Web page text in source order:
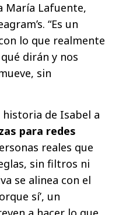
María Lafuente,
“Es un
lo que realmente
dirán y nos
sin
historia de Isabel a
para redes
reales que
sin filtros ni
se alinea con el
sí’, un